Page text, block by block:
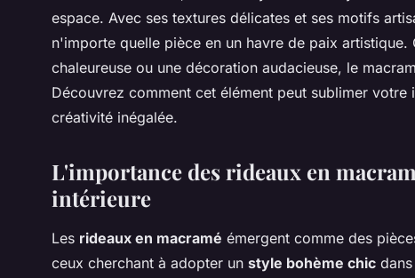
espace. Avec ses textures délicates et ses motifs
n'importe quelle pièce en un havre de paix artistique.
chaleureuse ou une décoration audacieuse, le
Découvrez comment cet élément peut sublimer
créativité inégalée.
L'importance des rideaux en
intérieure
Les rideaux en macramé émergent comme des
ceux cherchant à adopter un style bohème chic